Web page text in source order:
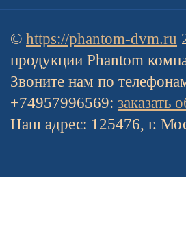
© https://phantom-dvm.ru
продукции Phantom
Звоните нам по
+74957996569: заказать
Наш адрес: 125476, г.